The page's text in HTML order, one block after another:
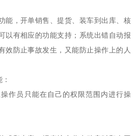
能，开单销售、提货、装车到出库、核
以有相应的功能支持；系统出错自动报
效防止事故发生，又能防止操作上的人
作员只能在自己的权限范围内进行操